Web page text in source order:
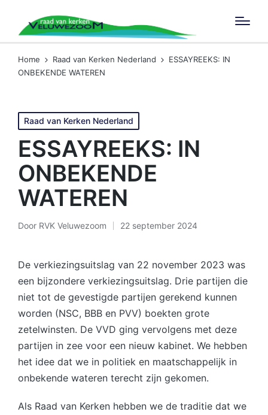
Home Raad van Kerken Nederland
ESSAYREEKS: IN
ONBEKENDE WATEREN
Geplaatst
in
Raad van Kerken Nederland
ESSAYREEKS: IN
ONBEKENDE
WATEREN
Geplaatst
Door RVK Veluwezoom 22 september 2024
De verkiezingsuitslag van 22 november 2023 was
een bijzondere verkiezingsuitslag. Drie partijen die
niet tot de gevestigde partijen gerekend kunnen
worden (NSC, BBB en PVV) boekten grote
zetelwinsten. De VVD ging vervolgens met deze
partijen in zee voor een nieuw kabinet. We hebben
het idee dat we in politiek en maatschappelijk in
onbekende wateren terecht zijn gekomen.
Als Raad van Kerken hebben we de traditie dat we